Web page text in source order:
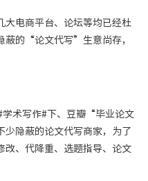
电商平台、论坛等均已经杜
的“论文代写”生意尚存，
术写作#下、豆瓣“毕业论文
隐蔽的论文代写商家，为了
、代降重、选题指导、论文